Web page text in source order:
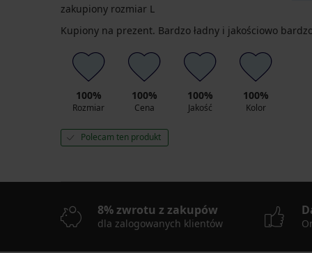
zakupiony rozmiar L
Kupiony na prezent. Bardzo ładny i jakościowo
100%
Rozmiar
100%
Cena
100%
Jakość
100%
Kolor
Polecam ten produkt
8% zwrotu z zakupów
dla zalogowanych klientów